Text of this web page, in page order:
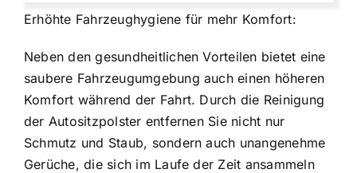
Erhöhte Fahrzeughygiene für mehr Komfort:
Neben den gesundheitlichen Vorteilen bietet eine
saubere Fahrzeugumgebung auch einen höheren
Komfort während der Fahrt. Durch die Reinigung
der Autositzpolster entfernen Sie nicht nur
Schmutz und Staub, sondern auch unangenehme
Gerüche, die sich im Laufe der Zeit ansammeln